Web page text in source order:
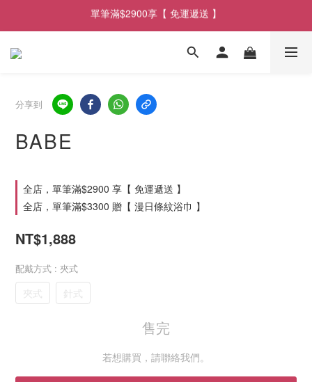
單筆滿$2900享【 免運遞送 】
單筆滿$2900享【 免運遞送 】
分享到
BABE
全店，單筆滿$2900 享【 免運遞送 】
全店，單筆滿$3300 贈【 漫日條紋浴巾 】
NT$1,888
配戴方式 : 夾式
夾式 針式
售完
若想購買，請聯絡我們。